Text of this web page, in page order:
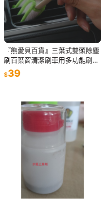
『熊愛貝百貨』三葉式雙頭除塵
刷百葉窗清潔刷車用多功能刷汽
車出風口清潔刷
$39